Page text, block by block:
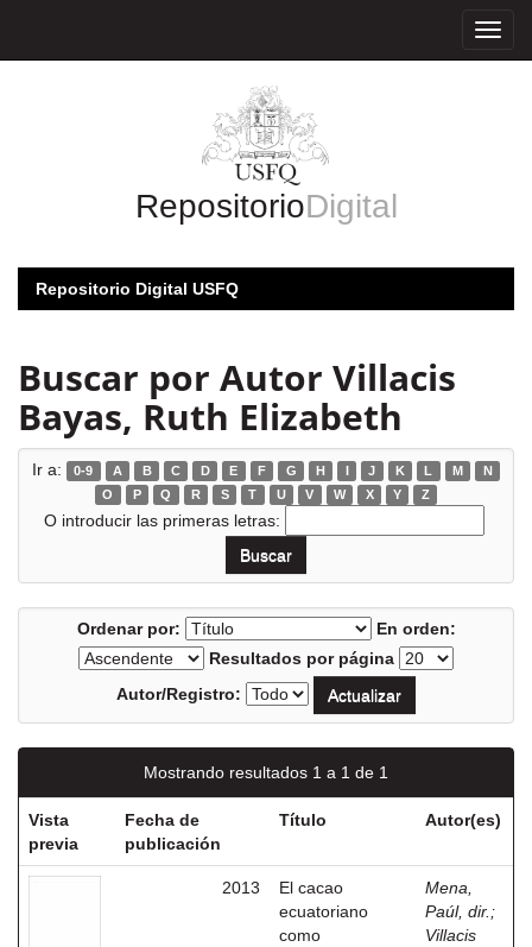
RepositorioDigital
Repositorio Digital USFQ
Buscar por Autor Villacis
Bayas, Ruth Elizabeth
Ir a: 0-9 A B C D E F G H I J K L M
N
O
P Q R S T U V W X Y Z
O introducir las primeras letras:
Ordenar por:
En orden:
Resultados por página
Autor/Registro:
Mostrando resultados 1 a 1 de 1
Vista
previa
Fecha de
publicación
Título Autor(es)
2013
El cacao
ecuatoriano
como
Mena,
Paúl, dir. ;
Villacis